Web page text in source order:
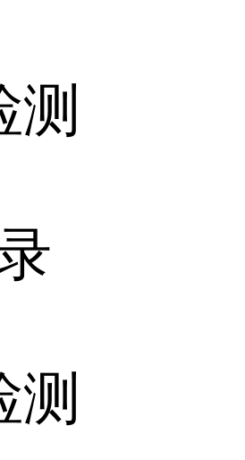
测
测